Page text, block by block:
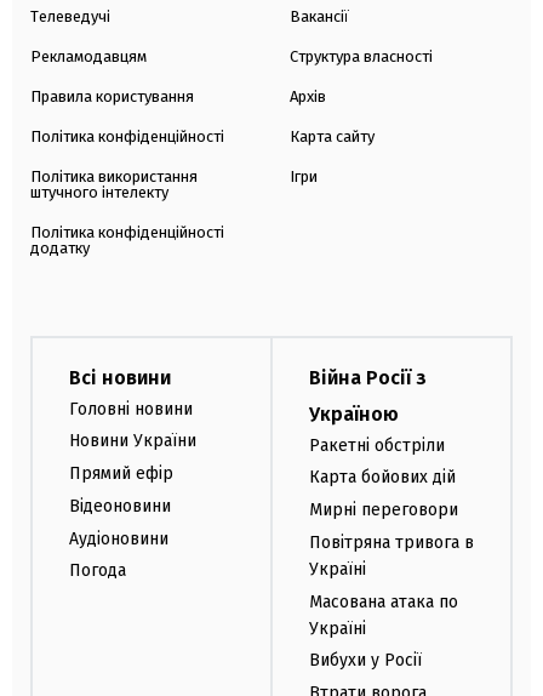
Телеведучі
Рекламодавцям
Правила користування
Політика конфіденційності
Політика використання
штучного інтелекту
Політика конфіденційності
додатку
Вакансії
Структура власності
Архів
Карта сайту
Ігри
Всі новини
Головні новини
Новини України
Прямий ефір
Відеоновини
Аудіоновини
Погода
Війна Росії з
Україною
Ракетні обстріли
Карта бойових дій
Мирні переговори
Повітряна тривога в
Україні
Масована атака по
Україні
Вибухи у Росії